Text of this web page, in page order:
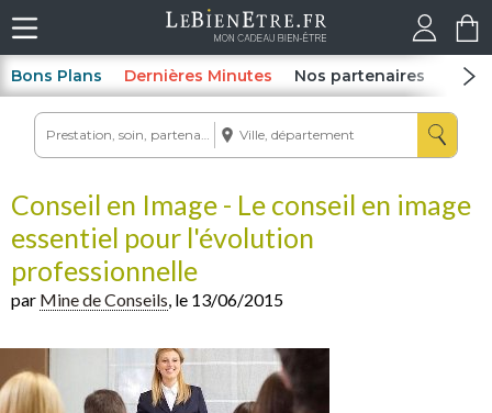
Bons Plans Dernières Minutes Nos partenaires Spas
Conseil en Image - Le conseil en image
essentiel pour l'évolution
professionnelle
par Mine de Conseils, le 13/06/2015